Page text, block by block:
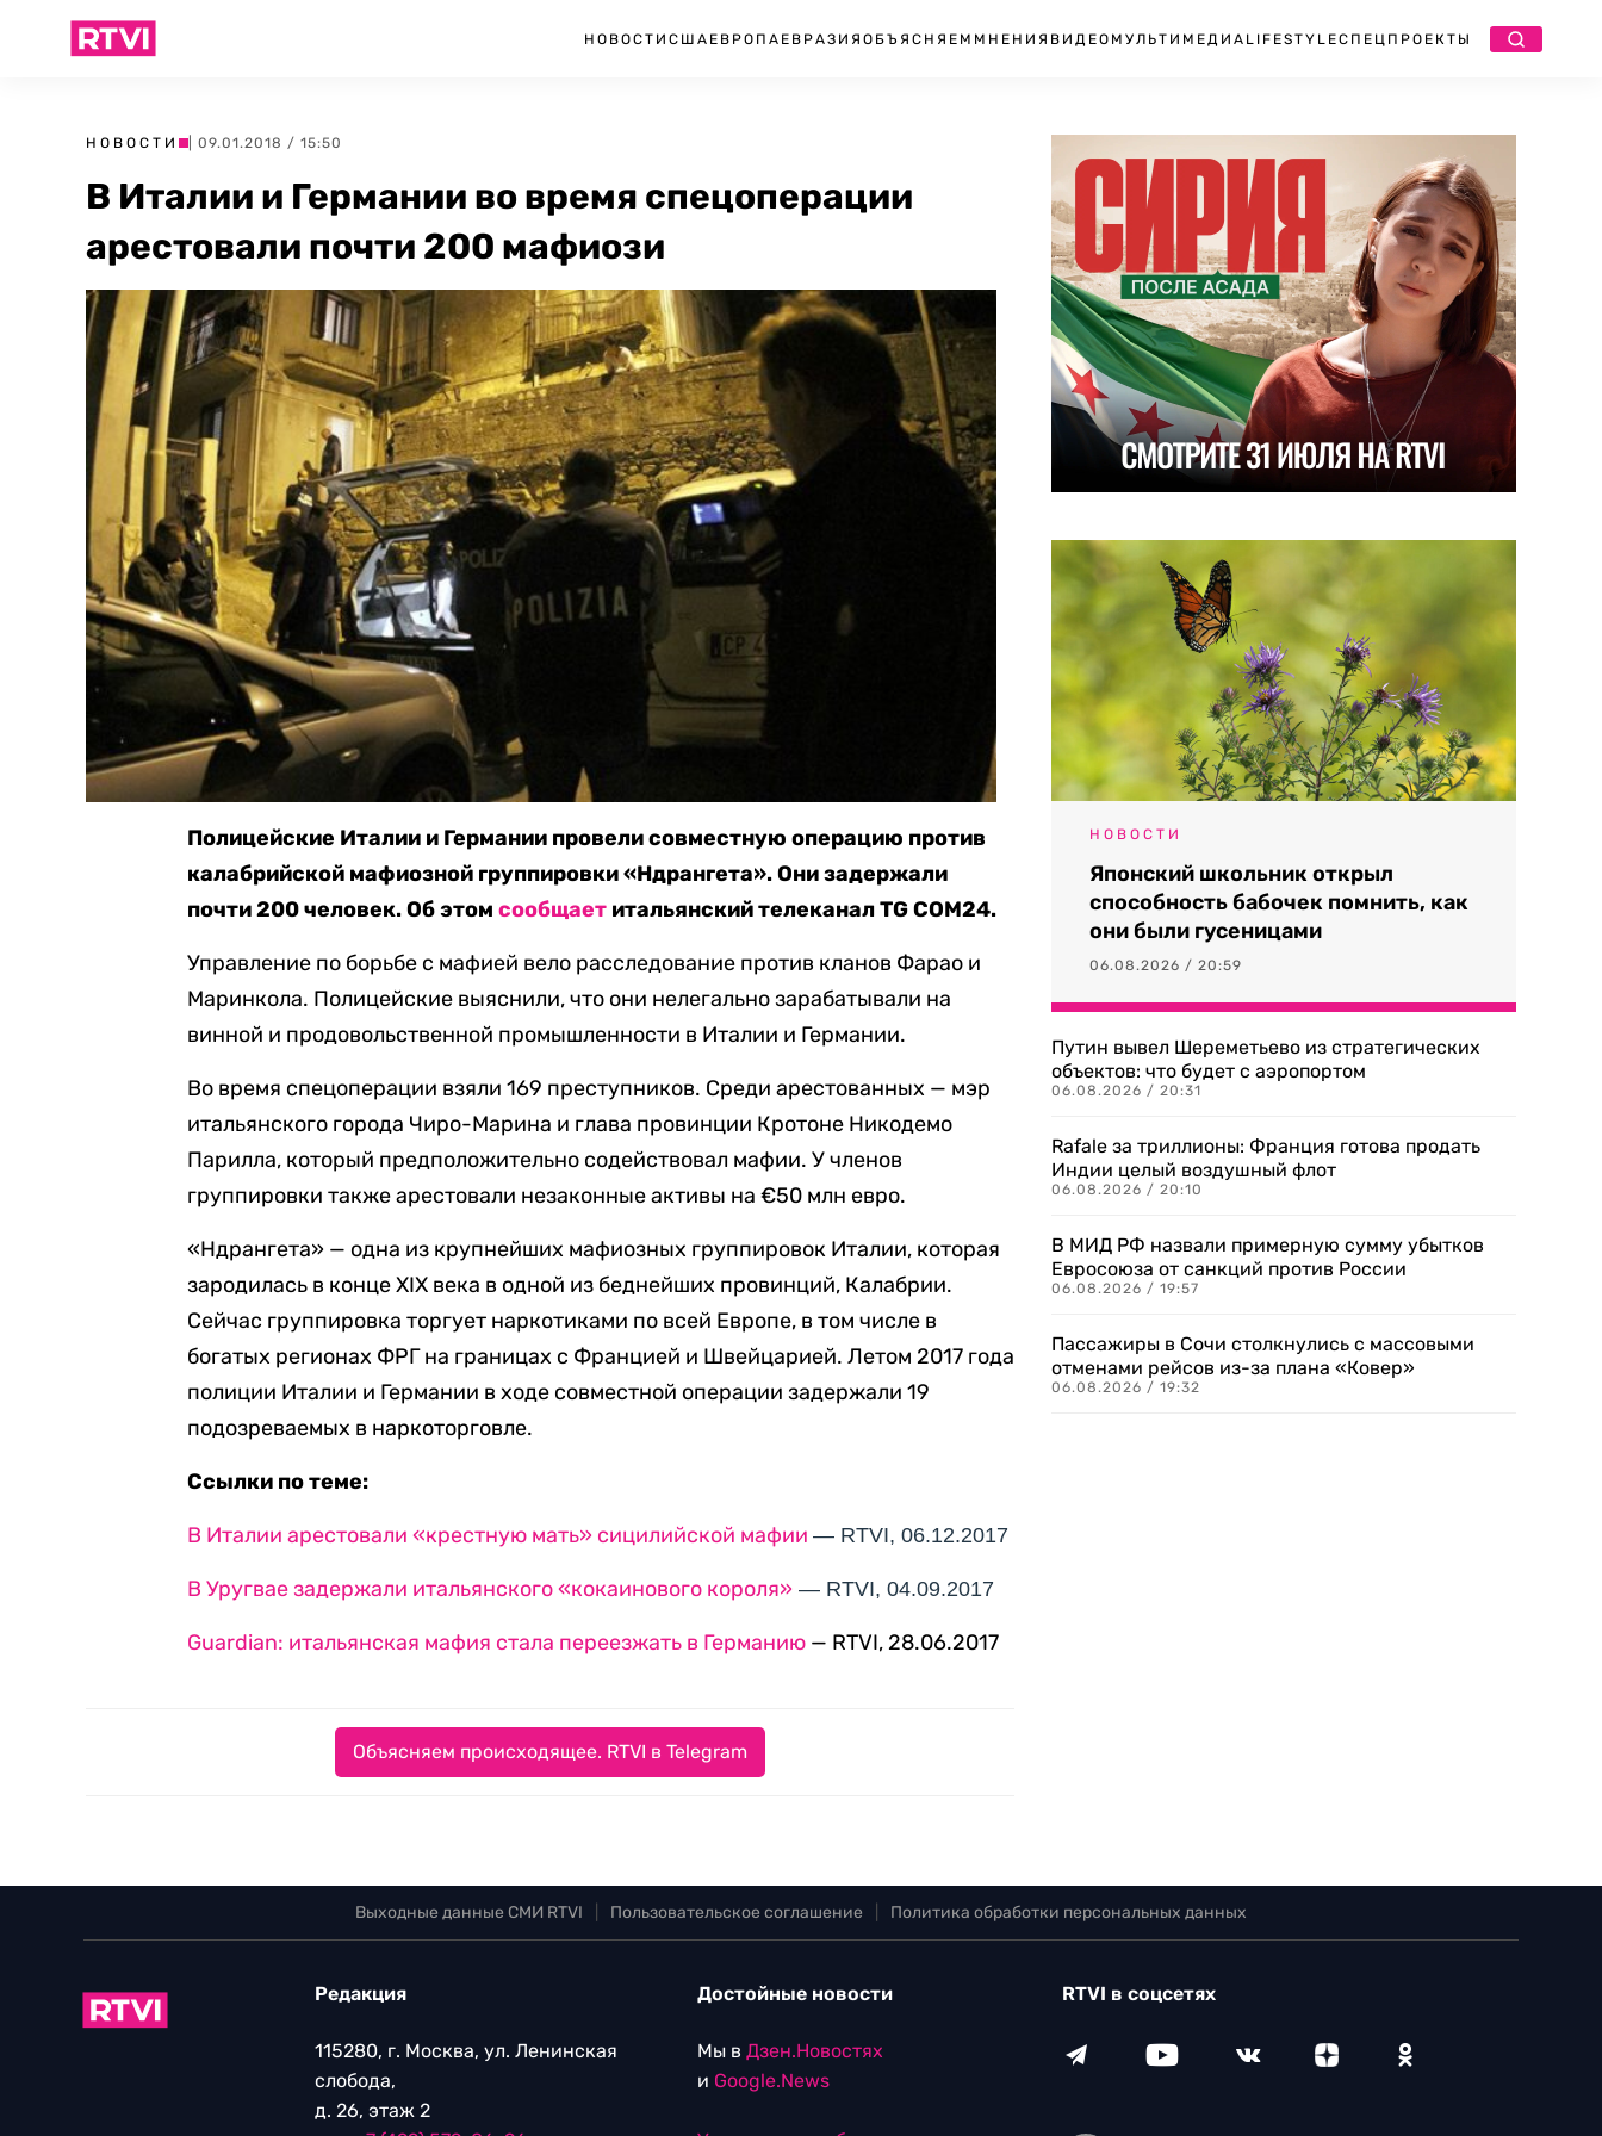
НОВОСТИ США ЕВРОПА ЕВРАЗИЯ ОБЪЯСНЯЕМ МНЕНИЯ ВИДЕО МУЛЬТИМЕДИА LIFESTYLEСПЕЦПРОЕКТЫ
НОВОСТИ | 09.01.2018 / 15:50
В Италии и Германии во время спецоперации
арестовали почти 200 мафиози
Полицейские Италии и Германии провели совместную операцию против
калабрийской мафиозной группировки «Ндрангета». Они задержали
почти 200 человек. Об этомсообщает итальянский телеканал TG COM24.
Управление по борьбе с мафией вело расследование против кланов Фарао и
Маринкола. Полицейские выяснили, что они нелегально зарабатывали на
винной и продовольственной промышленности в Италии и Германии.
Во время спецоперации взяли 169 преступников. Среди арестованных — мэр
итальянского города Чиро-Марина и глава провинции Кротоне Никодемо
Парилла, который предположительно содействовал мафии. У членов
группировки также арестовали незаконные активы на €50 млн евро.
«Ндрангета» — одна из крупнейших мафиозных группировок Италии, которая
зародилась в конце XIX века в одной из беднейших провинций, Калабрии.
Сейчас группировка торгует наркотиками по всей Европе, в том числе в
богатых регионах ФРГ на границах с Францией и Швейцарией. Летом 2017 года
полиции Италии и Германии в ходе совместной операции задержали 19
подозреваемых в наркоторговле.
Ссылки по теме:
В Италии арестовали «крестную мать» сицилийской мафии — RTVI, 06.12.2017
В Уругвае задержали итальянского «кокаинового короля» — RTVI, 04.09.2017
Guardian: итальянская мафия стала переезжать в Германию — RTVI, 28.06.2017
Объясняем происходящее. RTVI в Telegram
НОВОСТИ
Японский школьник открыл
способность бабочек помнить, как
они были гусеницами
06.08.2026 / 20:59
Путин вывел Шереметьево из стратегических
объектов: что будет с аэропортом
06.08.2026 / 20:31
Rafale за триллионы: Франция готова продать
Индии целый воздушный флот
06.08.2026 / 20:10
В МИД РФ назвали примерную сумму убытков
Евросоюза от санкций против России
06.08.2026 / 19:57
Пассажиры в Сочи столкнулись с массовыми
отменами рейсов из-за плана «Ковер»
06.08.2026 / 19:32
Выходные данные СМИ RTVI Пользовательское соглашение Политика обработки персональных данных
Редакция
115280, г. Москва, ул. Ленинская
слобода,
д. 26, этаж 2
Достойные новости
Мы в Дзен.Новостях
и Google.News
RTVI в соцсетях